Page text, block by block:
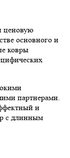
ценовую
основного и
ковры
партнерами.
и
с длинным